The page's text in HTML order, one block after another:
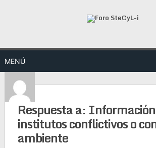
MENÚ
Respuesta a:
institutos conflictivos o
ambiente